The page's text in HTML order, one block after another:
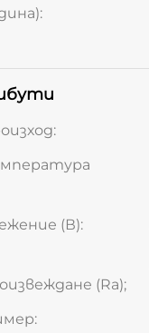
(В):
(Ra);